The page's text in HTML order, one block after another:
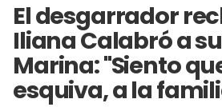
El desgarrador
Iliana Calabró a
Marina: "Siento
esquiva, a la